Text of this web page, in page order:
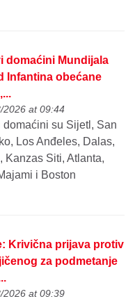
domaćini Mundijala
Infantina obećane
2026 at 09:44
domaćini su Sijetl, San
Los Anđeles, Dalas,
Kanzas Siti, Atlanta,
i Boston
Krivična prijava protiv
za podmetanje
2026 at 09:39